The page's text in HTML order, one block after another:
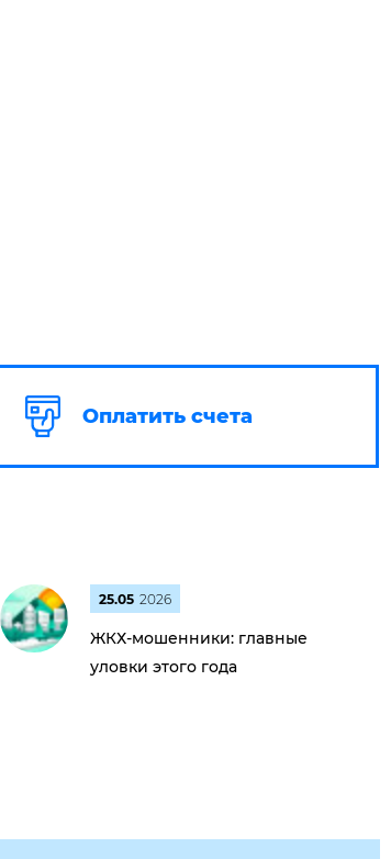
Оплатить счета
25.05 2026
ЖКХ-мошенники: главные
уловки этого года